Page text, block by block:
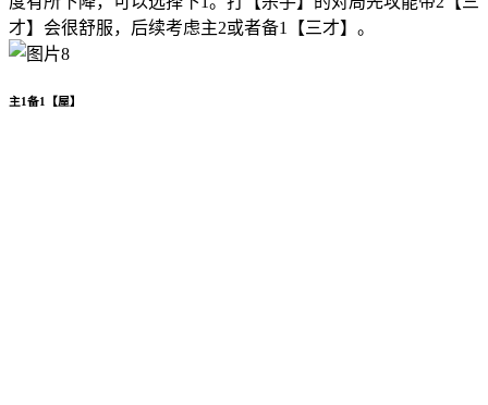
才】会很舒服，后续考虑主2或者备1【三才】。
主1备1【屋】